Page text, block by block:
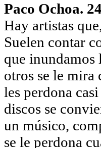
Paco Ochoa.
Hay artistas
Suelen contar
que inundamos
otros se le mira
les perdona
discos se
un músico,
se le perdona